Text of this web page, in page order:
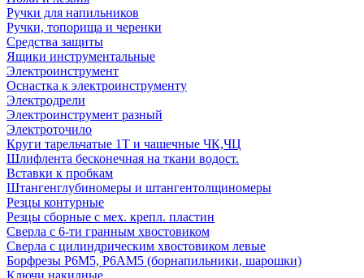
Ручки для напильников
Ручки, топорища и черенки
Средства защиты
Ящики инструментальные
Электроинструмент
Оснастка к электроинструменту
Электродрели
Электроинструмент разный
Электроточило
Круги тарельчатые 1Т и чашечные ЧК,ЧЦ
Шлифлента бесконечная на ткани водост.
Вставки к пробкам
Штангенглубиномеры и штангентолщиномеры
Резцы контурные
Резцы сборные с мех. крепл. пластин
Сверла с 6-ти гранным хвостовиком
Сверла с цилиндрическим хвостовиком левые
Борфрезы Р6М5, Р6АМ5 (борнапильники, шарошки)
Ключи накидные